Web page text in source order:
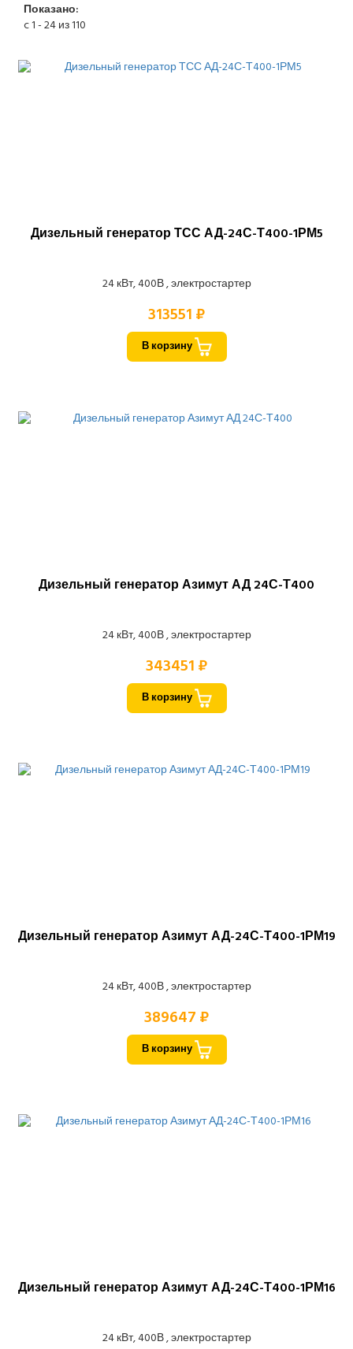
Показано:
c 1 - 24 из 110
Дизельный генератор ТСС АД-24С-Т400-1РМ5
24 кВт, 400В , электростартер
313551 ₽
В корзину
Дизельный генератор Азимут АД 24С-Т400
24 кВт, 400В , электростартер
343451 ₽
В корзину
Дизельный генератор Азимут АД-24С-Т400-1РМ19
24 кВт, 400В , электростартер
389647 ₽
В корзину
Дизельный генератор Азимут АД-24С-Т400-1РМ16
24 кВт, 400В , электростартер